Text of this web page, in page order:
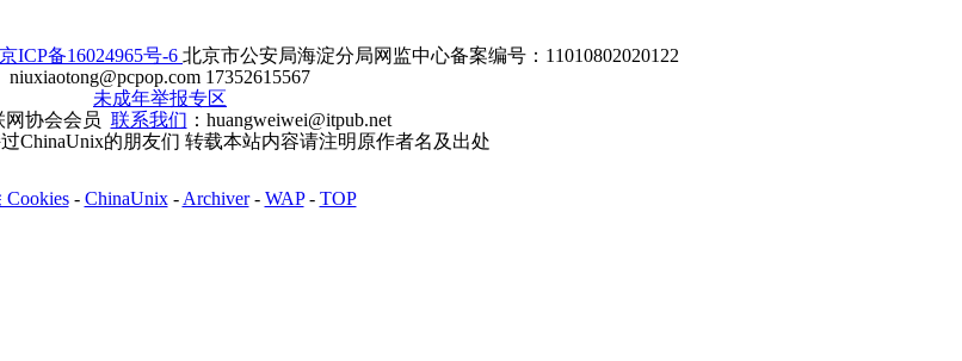
京ICP备16024965号-6 北京市公安局海淀分局网监中心备案编号：11010802020122
niuxiaotong@pcpop.com 17352615567
未成年举报专区
网协会会员 联系我们 ：huangweiwei@itpub.net
ChinaUnix的朋友们 转载本站内容请注明原作者名及出处
Cookies- ChinaUnix- Archiver- WAP- TOP